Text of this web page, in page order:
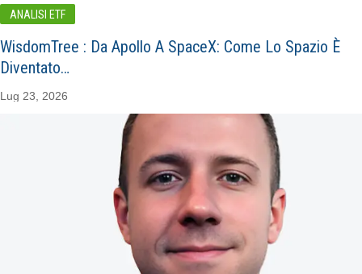
ANALISI ETF
WisdomTree : Da Apollo A SpaceX: Come Lo Spazio È
Diventato…
Lug 23, 2026